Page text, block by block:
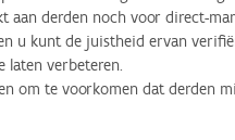
derden noch voor direct-
u kunt de juistheid ervan
laten verbeteren.
om te voorkomen dat derden